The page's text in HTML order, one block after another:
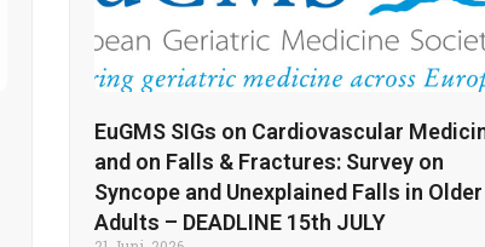
EuGMS SIGs on Cardiovascular
and on Falls & Fractures: Survey on
Syncope and Unexplained Falls in Older
Adults – DEADLINE 15th JULY